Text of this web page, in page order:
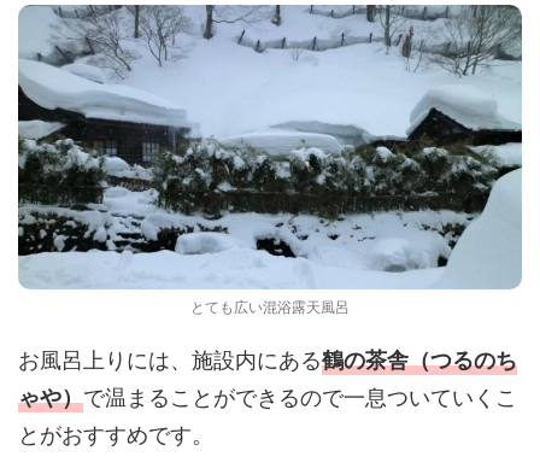
とても広い混浴露天風呂
お風呂上りには、施設内にある鶴の茶舎（つるのち
ゃや）で温まることができるので一息ついていくこ
とがおすすめです。